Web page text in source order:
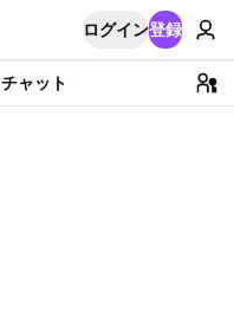
ログイン登録
チャット